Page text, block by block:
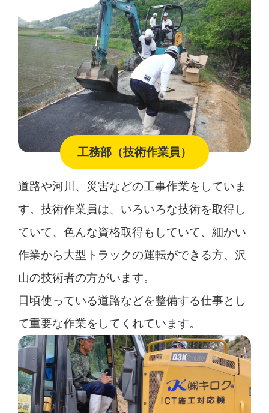
工務部（技術作業員）
道路や河川、災害などの工事作業をしていま
す。技術作業員は、いろいろな技術を取得し
ていて、色んな資格取得もしていて、細かい
作業から大型トラックの運転ができる方、沢
山の技術者の方がいます。
日頃使っている道路などを整備する仕事とし
て重要な作業をしてくれています。